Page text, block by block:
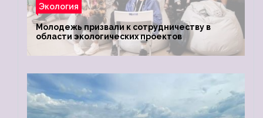
Экология
Молодежь призвали к сотрудничеству в
области экологических проектов